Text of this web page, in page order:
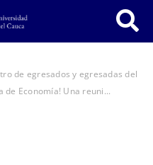
de egresados y egresadas del
de Economía! Una reuni...